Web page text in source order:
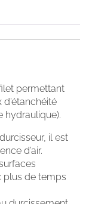
permettant
hydraulique).
il est
d’air.
plus de temps